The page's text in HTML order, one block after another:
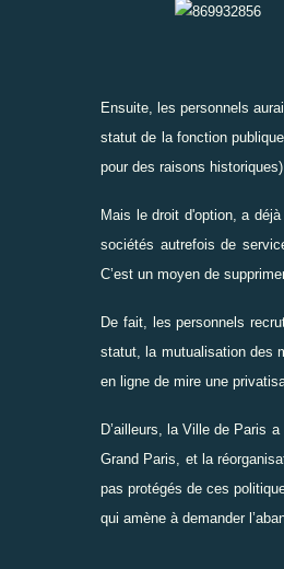
Ensuite, les personnels
statut de la fonction
pour des raisons historiques)
Mais le droit d'option, a
sociétés autrefois de
C’est un moyen de
De fait, les personnels
statut, la mutualisation des
en ligne de mire une
D’ailleurs, la Ville de Paris
Grand Paris, et la
pas protégés de ces
qui amène à demander